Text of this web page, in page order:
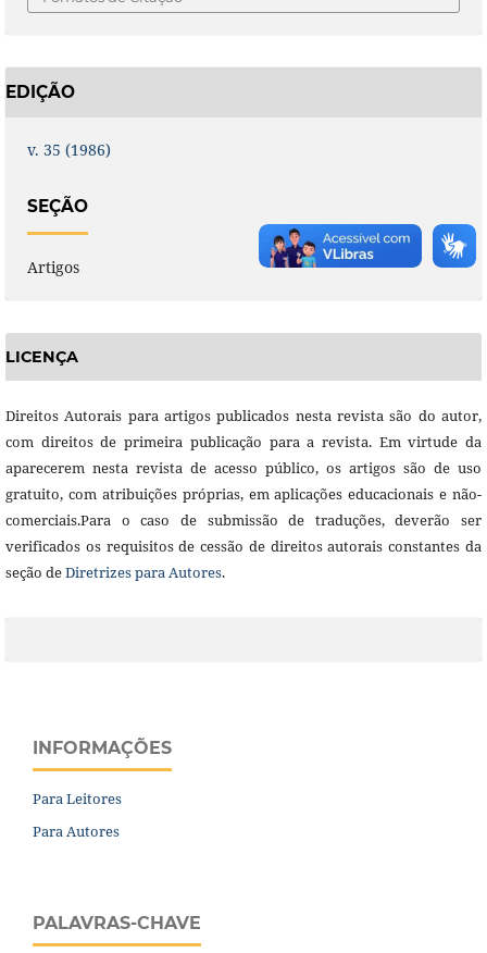
EDIÇÃO
v. 35 (1986)
SEÇÃO
Artigos
LICENÇA
Direitos Autorais para artigos publicados nesta revista são do autor,
com direitos de primeira publicação para a revista. Em virtude da
aparecerem nesta revista de acesso público, os artigos são de uso
gratuito, com atribuições próprias, em aplicações educacionais e não-
comerciais.Para o caso de submissão de traduções, deverão ser
verificados os requisitos de cessão de direitos autorais constantes da
seção deDiretrizes para Autores.
INFORMAÇÕES
Para Leitores
Para Autores
PALAVRAS-CHAVE